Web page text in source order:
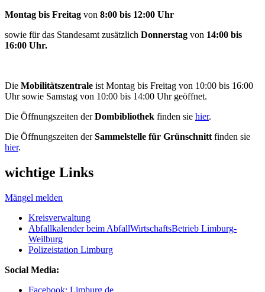
Montag bis Freitag von 8:00 bis 12:00 Uhr
sowie für das Standesamt zusätzlich Donnerstag von 14:00 bis
16:00 Uhr.
Die Mobilitätszentrale ist Montag bis Freitag von 10:00 bis 16:00
Uhr sowie Samstag von 10:00 bis 14:00 Uhr geöffnet.
Die Öffnungszeiten derDombibliothek finden sie hier.
Die Öffnungszeiten derSammelstelle für Grünschnitt finden sie
hier.
wichtige Links
Mängel melden
Kreisverwaltung
Abfallkalender beim AbfallWirtschaftsBetrieb Limburg-
Weilburg
Polizeistation Limburg
Social Media:
Facebook: Limburg.de